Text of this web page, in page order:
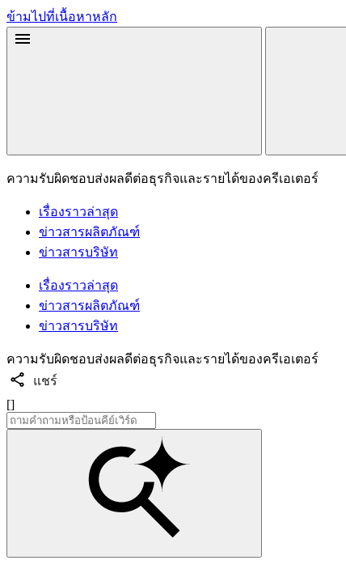
ข้ามไปที่เนื้อหาหลัก
ความรับผิดชอบส่งผลดีต่อธุรกิจและรายได้ของครีเอเตอร์
เรื่องราวล่าสุด
ข่าวสารผลิตภัณฑ์
ข่าวสารบริษัท
เรื่องราวล่าสุด
ข่าวสารผลิตภัณฑ์
ข่าวสารบริษัท
ความรับผิดชอบส่งผลดีต่อธุรกิจและรายได้ของครีเอเตอร์
แชร์
[]